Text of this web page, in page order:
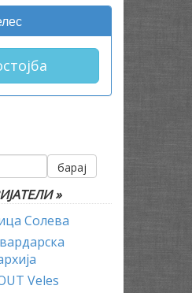
барај
»
Солева
Veles